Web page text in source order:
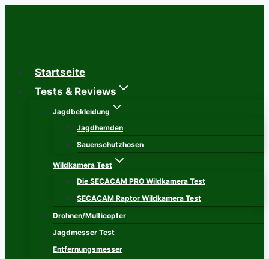
Startseite
Tests & Reviews
Jagdbekleidung
Jagdhemden
Sauenschutzhosen
Wildkamera Test
Die SECACAM PRO Wildkamera Test
SECACAM Raptor Wildkamera Test
Drohnen/Multicopter
Jagdmesser Test
Entfernungsmesser